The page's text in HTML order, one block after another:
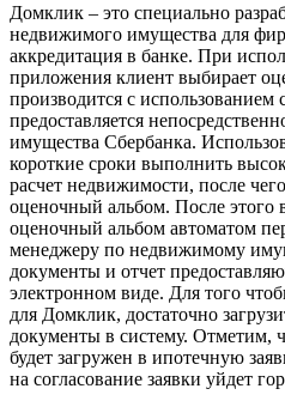
Домклик – это специально
недвижимого имущества для
аккредитация в банке. При
приложения клиент выбирает
производится с
предоставляется
имущества Сбербанка.
короткие сроки выполнить
расчет недвижимости, после
оценочный альбом. После этого
оценочный альбом автоматом
менеджеру по недвижимому
документы и отчет
электронном виде. Для того
для Домклик, достаточно
документы в систему. Отметим,
будет загружен в ипотечную
на согласование заявки уйдет